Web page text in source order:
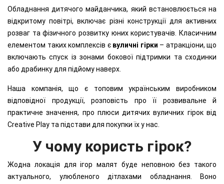
Обладнання дитячого майданчика, який встановлюється на
відкритому повітрі, включає різні конструкції для активних
розваг та фізичного розвитку юних користувачів. Класичним
елементом таких комплексів є вуличні гірки – атракціони, що
включають спуск із зонами бокової підтримки та сходинки
або драбинку для підйому наверх.
Наша компанія, що є топовим українським виробником
відповідної продукції, розповість про її розвивальне й
практичне значення, про плюси дитячих вуличних гірок від
Creative Play та підстави для покупки їх у нас.
У чому користь гірок?
Жодна локація для ігор малят буде неповною без такого
актуального, улюбленого дітлахами обладнання. Воно